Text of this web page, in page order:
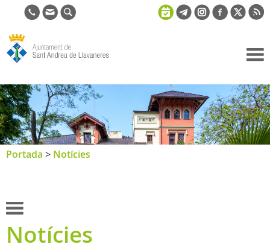
de Sant
Andreu de
Llavaneres
Portada > Notícies
Notícies